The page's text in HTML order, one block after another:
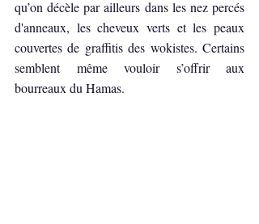
qu’on décèle par ailleurs dans les nez percés
d'anneaux, les cheveux verts et les peaux
couvertes de graffitis des wokistes. Certains
semblent même vouloir s’offrir aux
bourreaux du Hamas.